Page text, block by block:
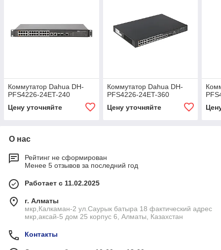
Коммутатор Dahua DH-
PFS4226-24ET-240
Цену уточняйте
Коммутатор Dahua DH-
PFS4226-24ET-360
Цену уточняйте
О нас
Рейтинг не сформирован
Менее 5 отзывов за последний год
Работает с 11.02.2025
г. Алматы
мкр,Калкаман-2 ул.Саурык батыра 18 фактический адрес
мкр,аксай-5 дом 25 корпус 6, Алматы, Казахстан
Контакты